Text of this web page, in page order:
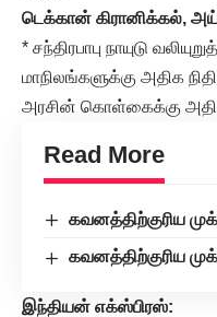
டெக்கான் கிரானிக்கல்,
* சந்திரபாபு நாயுடு
மாநிலங்களுக்கு அதிக
அரசின் கொள்கைக்கு
Read More
கவனத்திற்குரிய
கவனத்திற்குரிய
இந்தியன் எக்ஸ்பிரஸ்: